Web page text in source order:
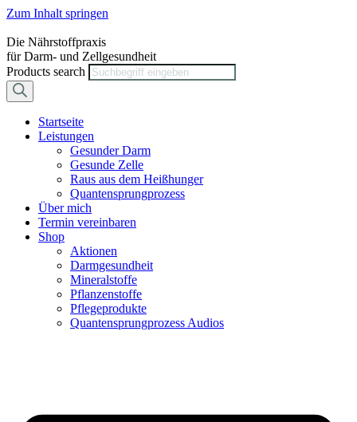
Zum Inhalt springen
Die Nährstoffpraxis
für Darm- und Zellgesundheit
Products search
Startseite
Leistungen
Gesunder Darm
Gesunde Zelle
Raus aus dem Heißhunger
Quantensprungprozess
Über mich
Termin vereinbaren
Shop
Aktionen
Darmgesundheit
Mineralstoffe
Pflanzenstoffe
Pflegeprodukte
Quantensprungprozess Audios